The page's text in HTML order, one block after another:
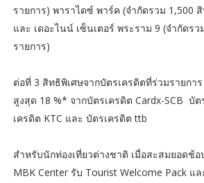
รายการ) พาราไดซ์ พาร์ค (จำกัดรวม 1,500
และ เดอะไนน์ เซ็นเตอร์ พระราม 9 (จำกัดร
รายการ)
ต่อที่ 3 สิทธิพิเศษจากบัตรเครดิตที่ร่วมรายกา
สูงสุด 18 %* จากบัตรเครดิต Cardx-SCB บั
เครดิต KTC และ บัตรเครดิต ttb
สำหรับนักท่องเที่ยวต่างชาติ เมื่อสะสมยอดช้
MBK Center รับ Tourist Welcome Pack แ